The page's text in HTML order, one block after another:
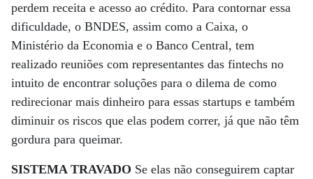
perdem receita e acesso ao crédito. Para contornar essa
dificuldade, o BNDES, assim como a Caixa, o
Ministério da Economia e o Banco Central, tem
realizado reuniões com representantes das fintechs no
intuito de encontrar soluções para o dilema de como
redirecionar mais dinheiro para essas startups e também
diminuir os riscos que elas podem correr, já que não têm
gordura para queimar.
SISTEMA TRAVADO Se elas não conseguirem captar